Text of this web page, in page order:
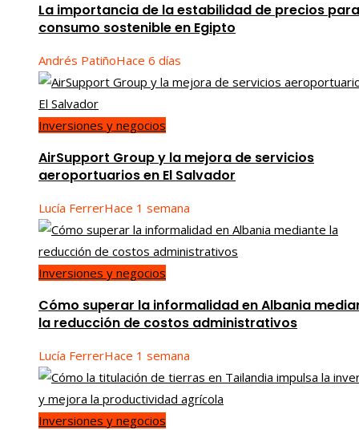
La importancia de la estabilidad de precios
consumo sostenible en Egipto
Andrés PatiñoHace 6 días
Inversiones y negocios
AirSupport Group y la mejora de servicios
aeroportuarios en El Salvador
Lucía FerrerHace 1 semana
Inversiones y negocios
Cómo superar la informalidad en Albania
la reducción de costos administrativos
Lucía FerrerHace 1 semana
Inversiones y negocios